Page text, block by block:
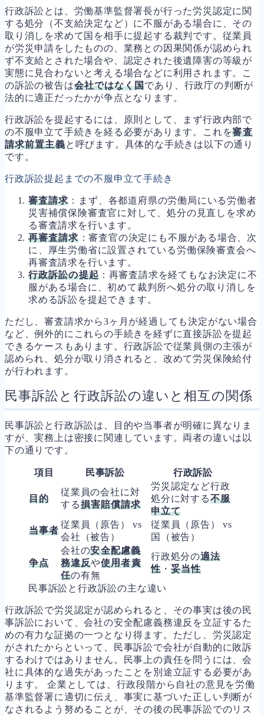
行政訴訟とは、労働基準監督署長が行った労災認定に関
する処分（不支給決定など）に不服がある場合に、その
取り消しを求めて国を相手に提起する裁判です。従業員
が労災申請をしたものの、業務との因果関係が認められ
ず不支給とされた場合や、認定された後遺障害の等級が
実態に見合わないと考える場合などに利用されます。こ
の訴訟の被告は会社ではなく国であり、行政庁の判断が
法的に適正だったかが争点となります。
行政訴訟を提起するには、原則として、まず行政内部で
の不服申立て手続きを経る必要があります。これを審査
請求前置主義と呼びます。具体的な手続きは以下の通り
です。
行政訴訟提起までの不服申立て手続き
審査請求 ：まず、各都道府県の労働局にいる労働者
災害補償保険審査官に対して、処分の見直しを求め
る審査請求を行います。
再審査請求：審査官の決定にも不服がある場合、次
に、厚生労働省に設置されている労働保険審査会へ
再審査請求を行います。
行政訴訟の提起：再審査請求を経てもなお決定に不
服がある場合に、初めて裁判所へ処分の取り消しを
求める訴訟を提起できます。
ただし、審査請求から3ヶ月が経過しても決定がない場合
など、例外的にこれらの手続きを経ずに直接訴訟を提起
できるケースもあります。行政訴訟で従業員側の主張が
認められ、処分が取り消されると、改めて労災保険給付
が行われます。
民事訴訟と行政訴訟の違いと相互の関係
民事訴訟と行政訴訟は、目的や当事者が明確に異なりま
すが、実務上は密接に関連しています。両者の違いは以
下の通りです。
項目 民事訴訟 行政訴訟
目的
従業員の会社に対
する損害賠償請求
労災認定など行政
処分に対する不服
申立て
当事者
従業員（原告） vs
会社（被告）
従業員（原告） vs
国（被告）
争点
会社の安全配慮義
務違反や使用者責
任の有無
行政処分の適法
性 ・ 妥当性
民事訴訟と行政訴訟の主な違い
行政訴訟で労災認定が認められると、その事実は後の民
事訴訟において、会社の安全配慮義務違反を立証するた
めの有力な証拠の一つとなり得ます。ただし、労災認定
がされたからといって、民事訴訟で会社が自動的に敗訴
するわけではありません。民事上の責任を問うには、会
社に具体的な過失があったことを別途立証する必要があ
ります。 企業としては、行政段階から自社の意見を労働
基準監督署に適切に伝え、事実に基づいた正しい判断が
なされるよう努めることが、その後の民事訴訟でのリス